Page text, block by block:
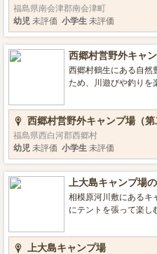
キャンプエリア,フリー
ロケーション 温泉,川
福島県南会津郡南会津町
幼児 未評価 小学生 未評価
西郷村営野外キャ
西郷村鶴生にある自然
ため、川遊びや釣りを楽し
ア,フリーサイトエリア,駐車場,ト
原,川遊びができる,釣りがで
ービス 予約必要
西郷村営野外キャンプ場（第
福島県西白河郡西郷村
幼児 未評価 小学生 未評価
上大島キャンプ場
相模原河川敷にあるキ
にテントを張って楽しむこと
料金無料なのがうれしいポイント。
3月～11月（予約制）
上大島キャンプ場